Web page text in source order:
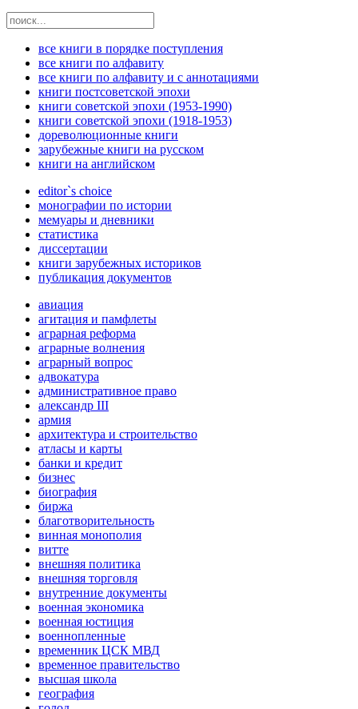
все книги в порядке поступления
все книги по алфавиту
все книги по алфавиту и с аннотациями
книги постсоветской эпохи
книги советской эпохи (1953-1990)
книги советской эпохи (1918-1953)
дореволюционные книги
зарубежные книги на русском
книги на английском
editor`s choice
монографии по истории
мемуары и дневники
статистика
диссертации
книги зарубежных историков
публикация документов
авиация
агитация и памфлеты
аграрная реформа
аграрные волнения
аграрный вопрос
адвокатура
административное право
александр III
армия
архитектура и строительство
атласы и карты
банки и кредит
бизнес
биография
биржа
благотворительность
винная монополия
витте
внешняя политика
внешняя торговля
внутренние документы
военная экономика
военная юстиция
военнопленные
временник ЦСК МВД
временное правительство
высшая школа
география